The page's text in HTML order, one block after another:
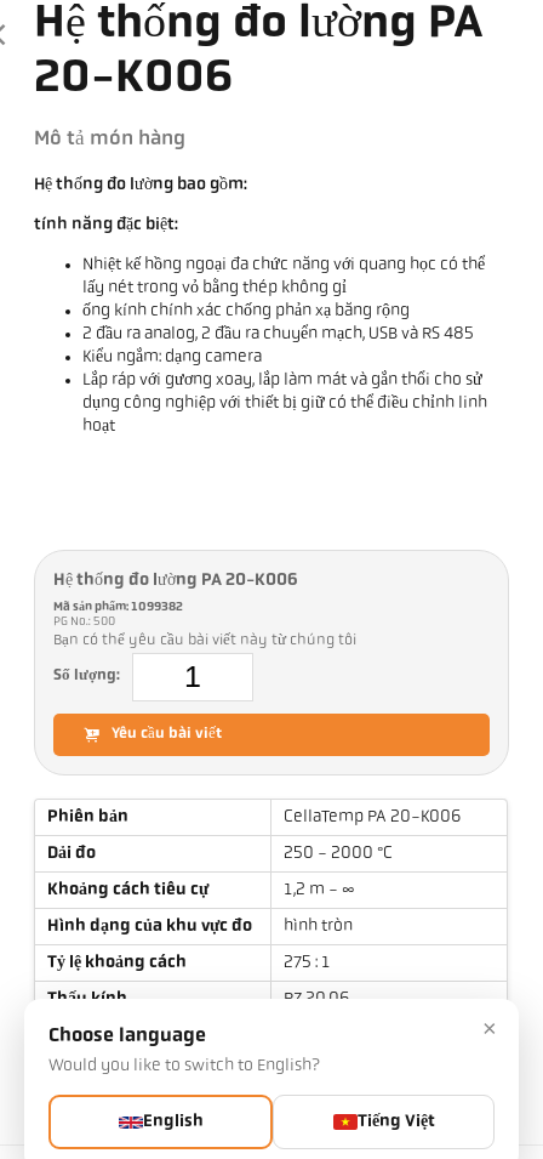
Hệ thống đo lường PA
20-K006
Mô tả món hàng
Hệ thống đo lường bao gồm:
tính năng đặc biệt:
Nhiệt kế hồng ngoại đa chức năng với quang học có thể
lấy nét trong vỏ bằng thép không gỉ
ống kính chính xác chống phản xạ băng rộng
2 đầu ra analog, 2 đầu ra chuyển mạch, USB và RS 485
Kiểu ngắm: dạng camera
Lắp ráp với gương xoay, lắp làm mát và gắn thổi cho sử
dụng công nghiệp với thiết bị giữ có thể điều chỉnh linh
hoạt
Hệ thống đo lường PA 20-K006
Mã sản phẩm: 1099382
PG No.: 500
Bạn có thể yêu cầu bài viết này từ chúng tôi
Số lượng:
Yêu cầu bài viết
Phiên bản
CellaTemp PA 20-K006
Dải đo
250 - 2000 °C
Khoảng cách tiêu cự
1,2 m - ∞
Hình dạng của khu vực đo
hình tròn
Tỷ lệ khoảng cách
275 : 1
Thấu kính
PZ 20.06
Nguyên tắc đo
Tùy chọn thiết bị ngắm
Tia Laser dẫn hướng
×
Choose language
Would you like to switch to English?
English Tiếng Việt